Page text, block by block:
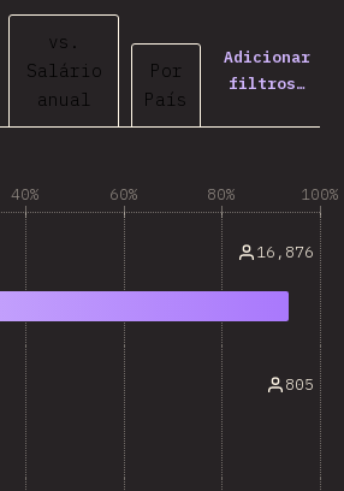
vs.
Salário
anual
Por
País
Adicionar
filtros…
40% 60% 80% 100%
16,876
805